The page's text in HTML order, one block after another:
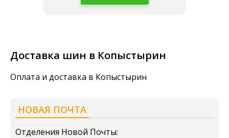
Доставка шин в Копыстырин
Оплата и доставка в Копыстырин
НОВАЯ ПОЧТА
Отделения Новой Почты: